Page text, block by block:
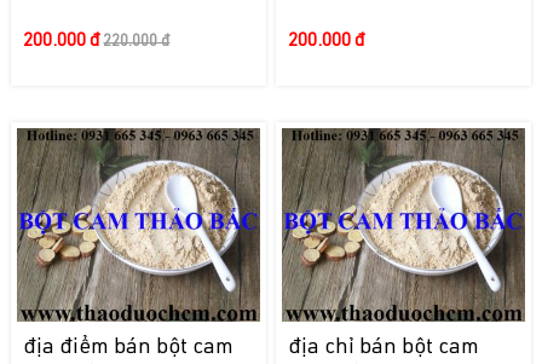
200.000 đ 220.000 đ 200.000 đ
địa điểm bán bột cam
địa chỉ bán bột cam